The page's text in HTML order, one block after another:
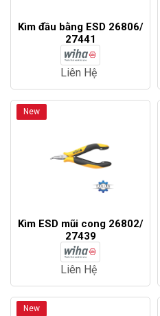
Kìm đầu bằng ESD 26806/
27441
Liên Hệ
New
Kìm ESD mũi cong 26802/
27439
Liên Hệ
New